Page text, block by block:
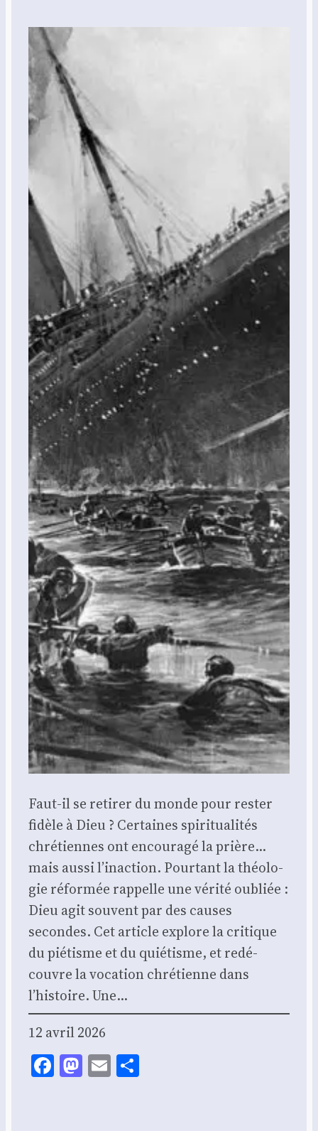
Faut-il se reti­rer du monde pour res­ter
fidèle à Dieu ? Cer­taines spi­ri­tua­li­tés
chré­tiennes ont encou­ra­gé la prière…
mais aus­si l’inaction. Pour­tant la théo­lo­
gie réfor­mée rap­pelle une véri­té oubliée :
Dieu agit sou­vent par des causes
secondes. Cet article explore la cri­tique
du pié­tisme et du quié­tisme, et redé­
couvre la voca­tion chré­tienne dans
l’histoire. Une…
12 avril 2026
Facebook
Mastodon
Email